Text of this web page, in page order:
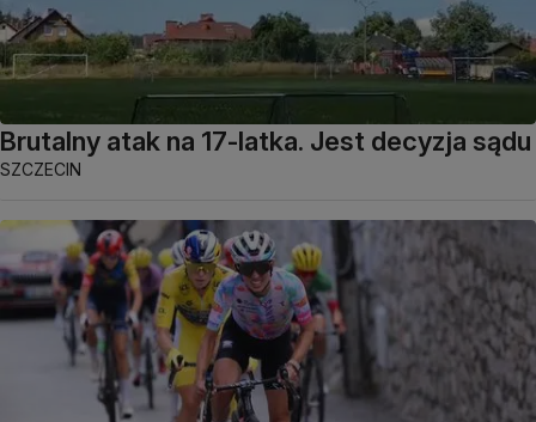
Brutalny atak na 17-latka. Jest decyzja sądu
SZCZECIN